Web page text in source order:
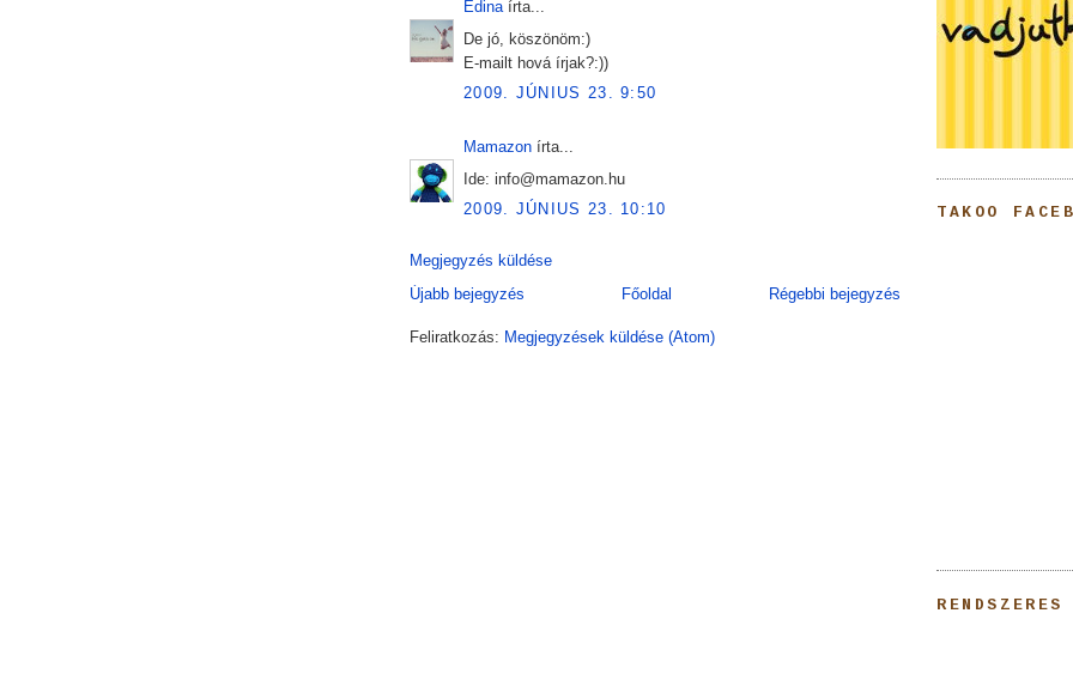
Edinaírta...
De jó, köszönöm:)
E-mailt hová írjak?:))
2009. JÚNIUS 23. 9:50
Mamazon írta...
Ide: info@mamazon.hu
2009. JÚNIUS 23. 10:10
Megjegyzés küldése
Újabb bejegyzés
Régebbi bejegyzés
Főoldal
Feliratkozás: Megjegyzések küldése (Atom)
TAKOO